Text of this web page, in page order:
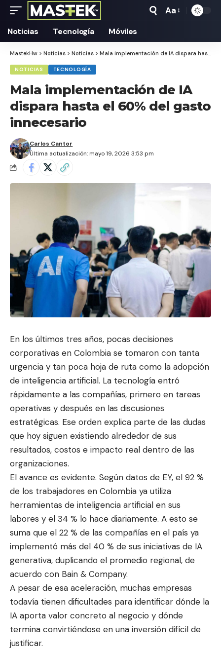
Tamaño
Aa
Noticias Tecnología Móviles
MastekHw > Noticias > Noticias > Mala implementación de IA dispara hasta el 60% del gasto innecesario
NOTICIAS TECNOLOGÍA
Mala implementación de IA
dispara hasta el 60% del gasto
innecesario
Última actualización: mayo 19, 2026 3:53 pm
Carlos Cantor
En los últimos tres años, pocas decisiones
corporativas en Colombia se tomaron con tanta
urgencia y tan poca hoja de ruta como la adopción
de inteligencia artificial. La tecnología entró
rápidamente a las compañías, primero en tareas
operativas y después en las discusiones
estratégicas. Ese orden explica parte de las dudas
que hoy siguen existiendo alrededor de sus
resultados, costos e impacto real dentro de las
organizaciones.
El avance es evidente. Según datos de EY, el 92 %
de los trabajadores en Colombia ya utiliza
herramientas de inteligencia artificial en sus
labores y el 34 % lo hace diariamente. A esto se
suma que el 22 % de las compañías en el país ya
implementó más del 40 % de sus iniciativas de IA
generativa, duplicando el promedio regional, de
acuerdo con Bain & Company.
A pesar de esa aceleración, muchas empresas
todavía tienen dificultades para identificar dónde la
IA aporta valor concreto al negocio y dónde
termina convirtiéndose en una inversión difícil de
justificar.